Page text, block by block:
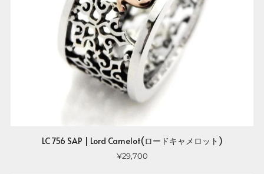
LC 756 SAP | Lord Camelot(ロードキャメロット)
¥29,700